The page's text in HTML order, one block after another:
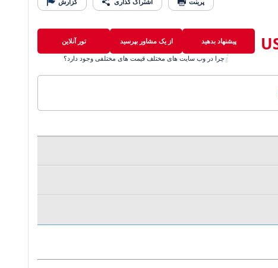
پیشنهاد بدهید از یک مشاور بپرسید
تور آنلاین
چرا در وب سایت های مختلف قیمت های مختلفی وجود دارد؟